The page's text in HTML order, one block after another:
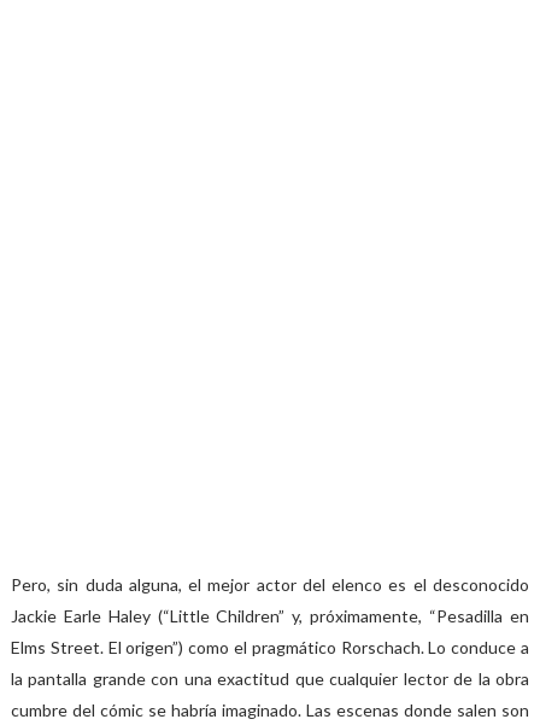
Pero, sin duda alguna, el mejor actor del elenco es el desconocido
Jackie Earle Haley (“Little Children” y, próximamente, “Pesadilla en
Elms Street. El origen”) como el pragmático Rorschach. Lo conduce a
la pantalla grande con una exactitud que cualquier lector de la obra
cumbre del cómic se habría imaginado. Las escenas donde salen son